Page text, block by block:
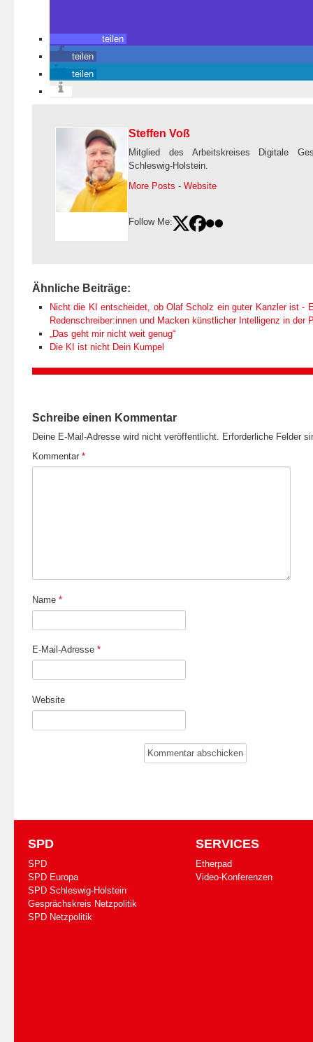
teilen
teilen
teilen
Steffen Voß
Mitglied des Arbeitskreises Digitale
Schleswig-Holstein.
More Posts -Website
Follow Me:
Ähnliche Beiträge:
Nicht die KI entscheidet, ob Olaf Scholz ein guter Kanzler ist -
Redenschreiber:innen und Macken künstlicher Intelligenz in der
„Das geht mir nicht weit genug“
Die KI ist nicht Dein Kumpel
Schreibe einen Kommentar
Deine E-Mail-Adresse wird nicht veröffentlicht. Erforderliche Felder
Kommentar *
Name *
E-Mail-Adresse *
Website
SPD
SPD
SPD Europa
SPD Schleswig-Holstein
Gesprächskreis Netzpolitik
SPD Netzpolitik
SERVICES
Etherpad
Video-Konferenzen